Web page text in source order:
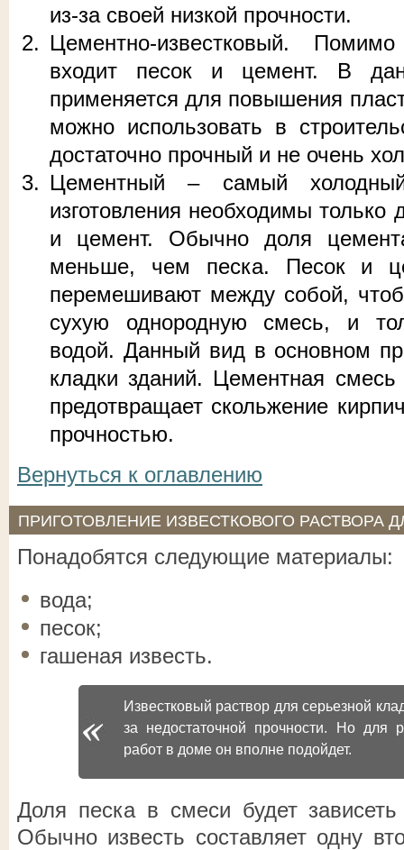
из-за своей низкой прочности.
Цементно-известковый.
входит песок и цемент. В
применяется для повышения
можно использовать в
достаточно прочный и не очень
Цементный – самый
изготовления необходимы только
и цемент. Обычно доля
меньше, чем песка. Песок и
перемешивают между собой,
сухую однородную смесь, и
водой. Данный вид в основном
кладки зданий. Цементная смесь
предотвращает скольжение
прочностью.
Вернуться к оглавлению
ПРИГОТОВЛЕНИЕ ИЗВЕСТКОВОГО РАСТВОРА
Понадобятся следующие материалы:
вода;
песок;
гашеная известь.
Известковый раствор для серьезной
за недостаточной прочности. Но для
работ в доме он вполне подойдет.
Доля песка в смеси будет
Обычно известь составляет одну